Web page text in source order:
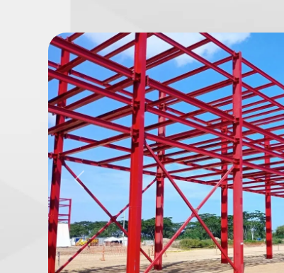
Previous